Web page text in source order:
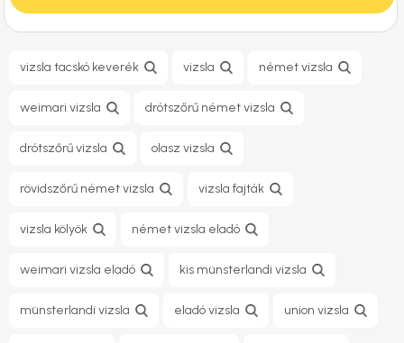
vizsla tacskó keverék vizsla német vizsla
weimari vizsla drótszőrű német vizsla
drótszőrű vizsla olasz vizsla
rövidszőrű német vizsla vizsla fajták
vizsla kölyök német vizsla eladó
weimari vizsla eladó kis münsterlandi vizsla
münsterlandi vizsla eladó vizsla union vizsla